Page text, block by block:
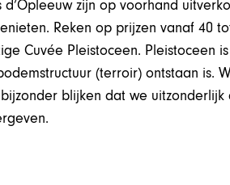
d’Opleeuw zijn op voorhand
Reken op prijzen vanaf 40
Cuvée Pleistoceen. Pleistoceen
(terroir) ontstaan is.
blijken dat we